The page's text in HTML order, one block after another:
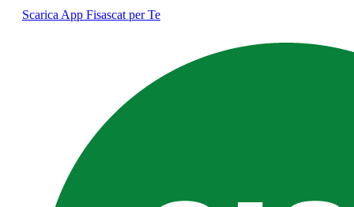
Scarica App Fisascat per Te